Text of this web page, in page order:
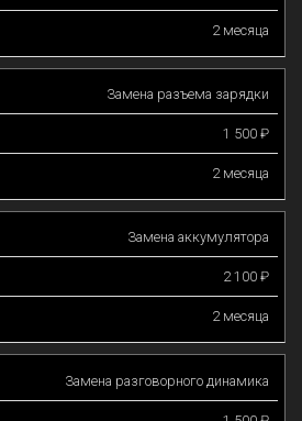
2 месяца
Замена разъема зарядки
1 500 ₽
2 месяца
Замена аккумулятора
2 100 ₽
2 месяца
Замена разговорного динамика